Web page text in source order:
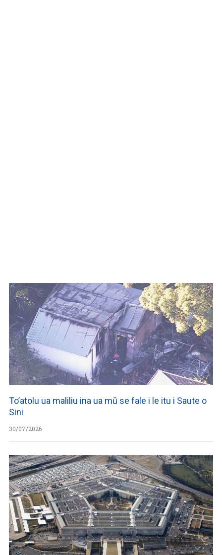
To’atolu ua maliliu ina ua mū se fale i le itu i Saute o
Sini
30/07/2026